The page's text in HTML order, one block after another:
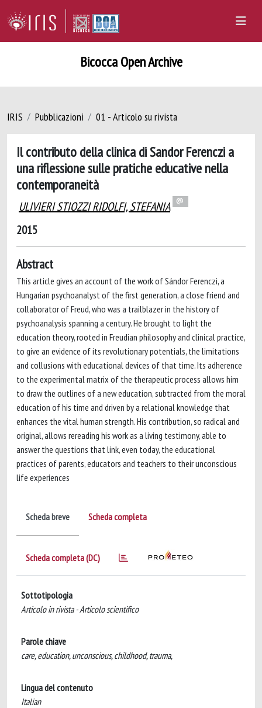
Bicocca Open Archive
IRIS Pubblicazioni 01 - Articolo su rivista
Il contributo della clinica di Sandor Ferenczi a
una riflessione sulle pratiche educative nella
contemporaneità
ULIVIERI STIOZZI RIDOLFI, STEFANIA
2015
Abstract
This article gives an account of the work of Sándor Ferenczi, a
Hungarian psychoanalyst of the first generation, a close friend and
collaborator of Freud, who was a trailblazer in the history of
psychoanalysis spanning a century. He brought to light the
education theory, rooted in Freudian philosophy and clinical practice,
to give an evidence of its revolutionary potentials, the limitations
and collusions with educational devices of that time. Its adherence
to the experimental matrix of the therapeutic process allows him
to draw the outlines of a new education, subtracted from the moral
education of his time and driven by a relational knowledge that
enhances the vital human strength. His contribution, so radical and
original, allows rereading his work as a living testimony, able to
answer the questions that link, even today, the educational
practices of parents, educators and teachers to their unconscious
life experiences
Scheda breve Scheda completa
Scheda completa (DC)
Sottotipologia
Articolo in rivista - Articolo scientifico
Parole chiave
care, education, unconscious, childhood, trauma,
Lingua del contenuto
Italian